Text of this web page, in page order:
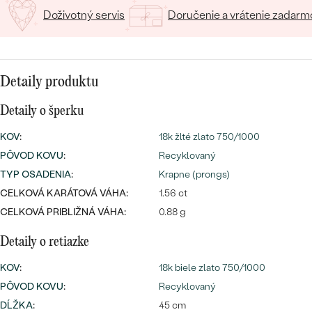
Najpredávanejšie
svadobné
obrúčky
PREZRIEŤ
DRAHOKAM
PODĽA MATERIÁLU
ZLATO
STRIEBRO
S DRAHOKAMAMI
S LAB GROWN DIAMANTMI
S PERLAMI
PERSONALIZOVANÉ
SYMBOLICKÉ
MINIMALISTICKÉ
PODĽA PRÍLEŽITOSTI
PODĽA FARBY
CENOVO DOSTUPNÉ
LUXUSNÉ
LUXUSNÉ
Doživotný servis Doručenie a vrátenie
Detaily produktu
Detaily o šperku
KOV:
18k žlté zlato 750/1000
PÔVOD KOVU:
Recyklovaný
TYP OSADENIA:
Krapne (prongs)
CELKOVÁ KARÁTOVÁ VÁHA:
1.56 ct
CELKOVÁ PRIBLIŽNÁ VÁHA:
0.88 g
Detaily o retiazke
KOV:
18k biele zlato 750/1000
PÔVOD KOVU:
Recyklovaný
DĹŽKA:
45 cm